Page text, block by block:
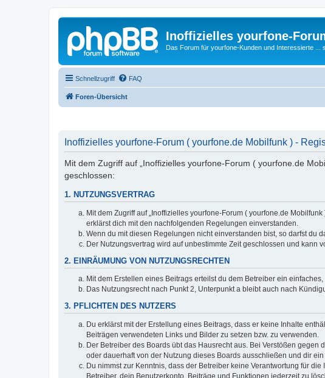
Inoffizielles yourfone-
Das Forum für yourfone-Kunden und Interessierte ...
Schnellzugriff FAQ
Foren-Übersicht
Inoffizielles yourfone-Forum ( yourfone.de Mobilfunk ) -
Mit dem Zugriff auf „Inoffizielles yourfone-Forum ( yourfone.de
geschlossen:
1. NUTZUNGSVERTRAG
Mit dem Zugriff auf „Inoffizielles yourfone-Forum ( yourfone.de
erklärst dich mit den nachfolgenden Regelungen einverstanden.
Wenn du mit diesen Regelungen nicht einverstanden bist, so darfst du
Der Nutzungsvertrag wird auf unbestimmte Zeit geschlossen und
2. EINRÄUMUNG VON NUTZUNGSRECHTEN
Mit dem Erstellen eines Beitrags erteilst du dem Betreiber ein
Das Nutzungsrecht nach Punkt 2, Unterpunkt a bleibt auch nach
3. PFLICHTEN DES NUTZERS
Du erklärst mit der Erstellung eines Beitrags, dass er keine Inhalte
Beiträgen verwendeten Links und Bilder zu setzen bzw. zu verwenden.
Der Betreiber des Boards übt das Hausrecht aus. Bei Verstößen
oder dauerhaft von der Nutzung dieses Boards ausschließen und dir ein
Du nimmst zur Kenntnis, dass der Betreiber keine Verantwortung für
Betreiber, dein Benutzerkonto, Beiträge und Funktionen jederzeit zu